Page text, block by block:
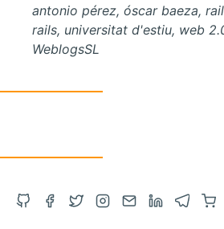
antonio pérez, óscar baeza,
rails, universitat d'estiu, web
WeblogsSL
ObreObreObreObreContacta
ObreObre